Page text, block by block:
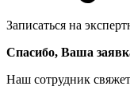
Записаться на
Спасибо, Ваша
Наш сотрудник